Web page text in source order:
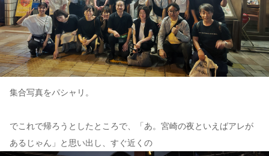
集合写真をパシャリ。
でこれで帰ろうとしたところで、「あ。宮崎の夜といえばアレが
あるじゃん」と思い出し、すぐ近くの